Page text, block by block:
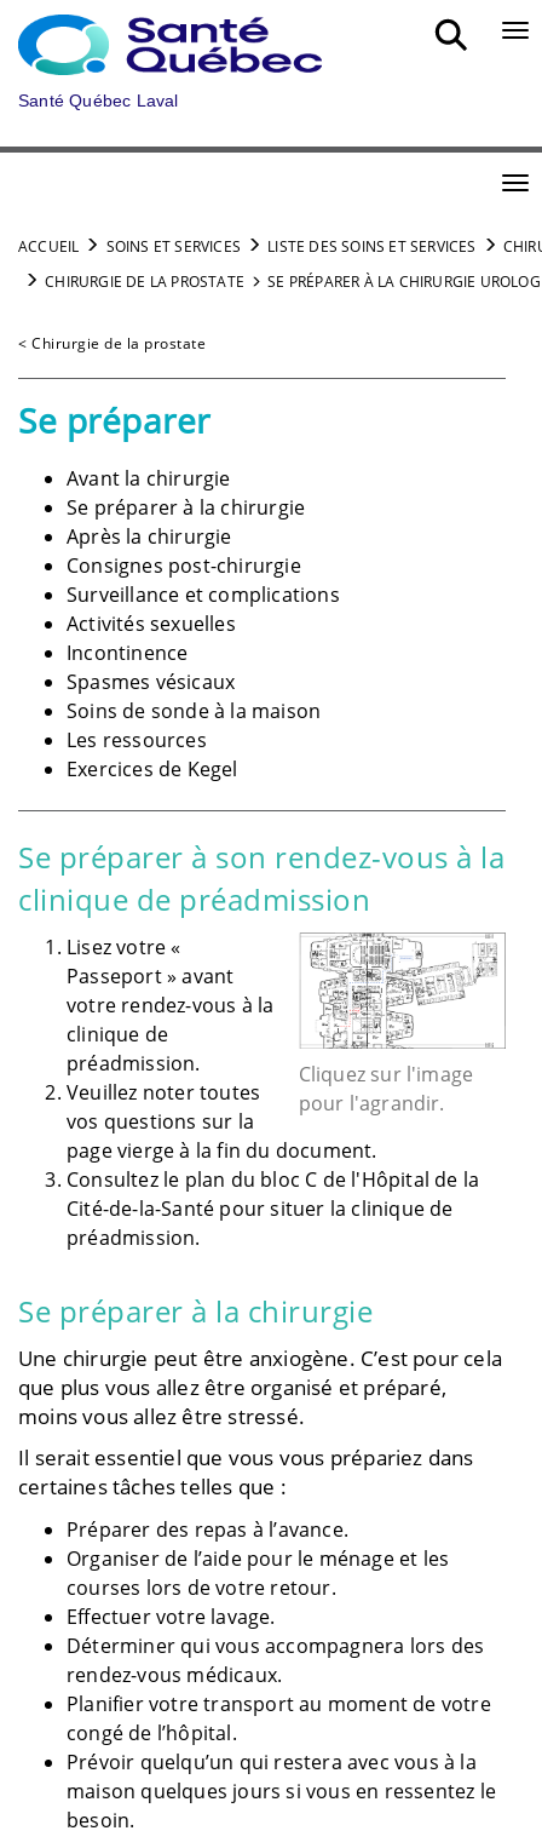
Aller au menu principal
Santé Québec Laval
ACCUEIL SOINS ET SERVICES LISTE DES SOINS ET SERVICES
CHIRURGIE DE LA PROSTATE
SE PRÉPARER À LA CHIRURGIE
< Chirurgie de la prostate
Se préparer
Avant la chirurgie
Se préparer à la chirurgie
Après la chirurgie
Consignes post-chirurgie
Surveillance et complications
Activités sexuelles
Incontinence
Spasmes vésicaux
Soins de sonde à la maison
Les ressources
Exercices de Kegel
Se préparer à son rendez-vous à la
clinique de préadmission
Cliquez sur l'image
pour l'agrandir.
Lisez votre «
Passeport » avant
votre rendez-vous à la
clinique de
préadmission.
Veuillez noter toutes
vos questions sur la
page vierge à la fin du document.
Consultez le plan du bloc C de l'Hôpital de la
Cité-de-la-Santé pour situer la clinique de
préadmission.
Se préparer à la chirurgie
Une chirurgie peut être anxiogène. C’est pour cela
que plus vous allez être organisé et préparé,
moins vous allez être stressé.
Il serait essentiel que vous vous prépariez dans
certaines tâches telles que :
Préparer des repas à l’avance.
Organiser de l’aide pour le ménage et les
courses lors de votre retour.
Effectuer votre lavage.
Déterminer qui vous accompagnera lors des
rendez-vous médicaux.
Planifier votre transport au moment de votre
congé de l’hôpital.
Prévoir quelqu’un qui restera avec vous à la
maison quelques jours si vous en ressentez le
besoin.